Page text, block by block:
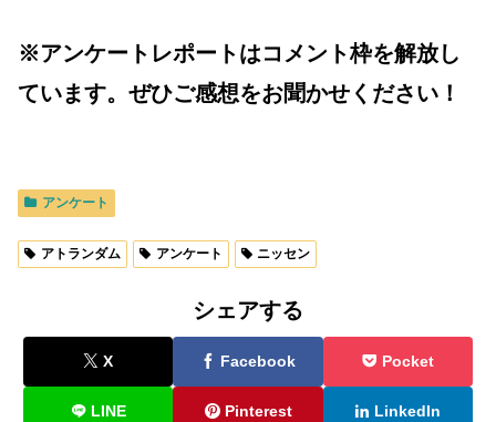
※アンケートレポートはコメント枠を解放し
ています。ぜひご感想をお聞かせください！
アンケート
アトランダム アンケート ニッセン
シェアする
X Facebook Pocket
LINE Pinterest LinkedIn